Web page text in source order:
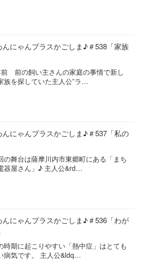
にゃんプラスかごしま♪＃538「家族
前の飼い主さんの家庭の事情で新し
族を探していた主人公”ラ…
にゃんプラスかごしま♪＃537「私の
の舞台は薩摩川内市東郷町にある「まち
器屋さん」♪ 主人公&rd…
にゃんプラスかごしま♪＃536「わが
時期に起こりやすい「熱中症」はとても
病気です。 主人公&ldq…